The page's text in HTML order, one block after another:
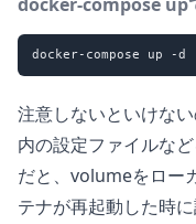
注意しないといけな
内の設定ファイルな
だと、volumeをロー
テナが再起動した時